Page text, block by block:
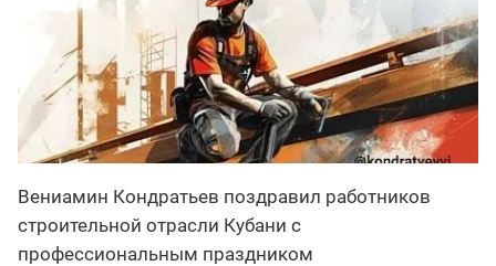
Вениамин Кондратьев поздравил работников
строительной отрасли Кубани с
профессиональным праздником